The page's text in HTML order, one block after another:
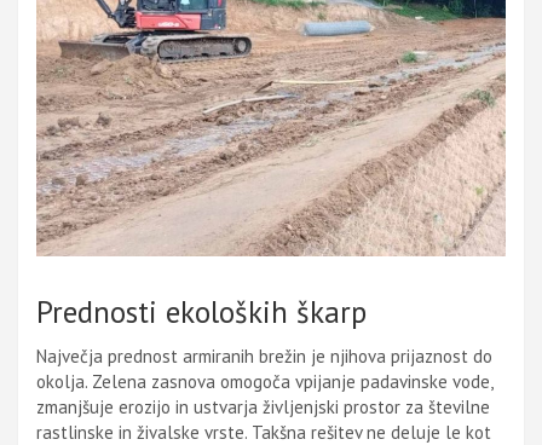
Prednosti ekoloških škarp
Največja prednost armiranih brežin je njihova prijaznost do
okolja. Zelena zasnova omogoča vpijanje padavinske vode,
zmanjšuje erozijo in ustvarja življenjski prostor za številne
rastlinske in živalske vrste. Takšna rešitev ne deluje le kot